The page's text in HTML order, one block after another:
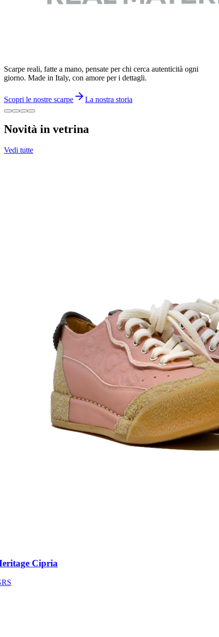
Scarpe reali, fatte a mano, pensate per chi cerca autenticità ogni
giorno. Made in Italy, con amore per i dettagli.
Scopri le nostre scarpe La nostra storia
Novità in vetrina
Vedi tutte
Cipria